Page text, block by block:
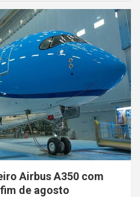
Airbus A350 com
de agosto